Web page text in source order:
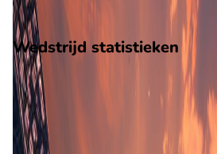
vorm
Wedstrijd statistieken
Verloop
Statistieken
Eindscore (3 - 2)
Eerste helft